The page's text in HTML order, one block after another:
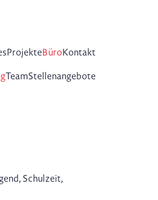
ProjekteBüro
TeamStellenangebote
Kontakt
Schulzeit,